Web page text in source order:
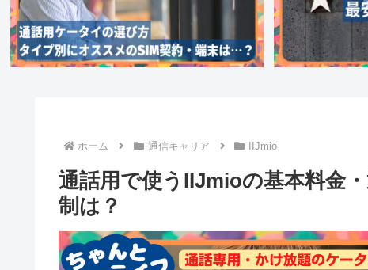
ホーム 通信キャリア IIJmio
通話用で使うIIJmioの基本料金
制は？